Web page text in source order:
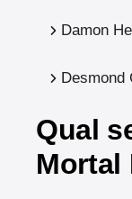
Damon
Desmond
Qual
Mortal